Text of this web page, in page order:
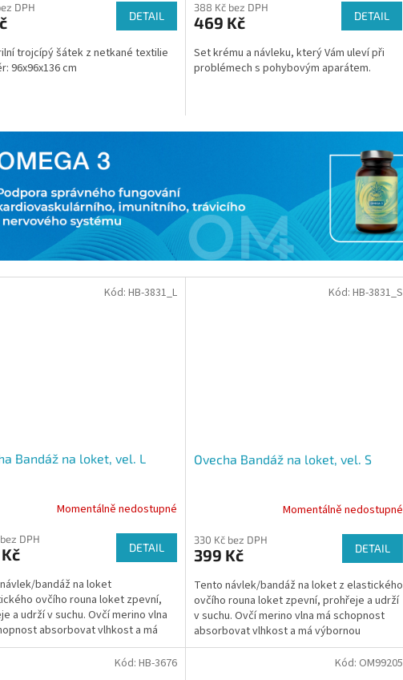
DPH
DETAIL
trojcípý šátek z netkané textilie
96x96x136 cm
388 Kč bez DPH
469 Kč DETAIL
Set krému a návleku, který Vám uleví při
problémech s pohybovým aparátem.
Bandáž na loket, vel. L
Momentálně nedostupné
DPH
DETAIL
bandáž na loket
ovčího rouna loket zpevní,
a udrží v suchu. Ovčí merino vlna
absorbovat vlhkost a má
termoregulační...
Kód: HB-3831_L
Ovecha Bandáž na loket, vel. S
Momentálně nedostupné
330 Kč bez DPH
399 Kč DETAIL
Tento návlek/bandáž na loket z elastického
ovčího rouna loket zpevní, prohřeje a udrží
v suchu. Ovčí merino vlna má schopnost
absorbovat vlhkost a má výbornou
termoregulační...
Kód: HB-3831_S
Kód: HB-3676 Kód: OM99205